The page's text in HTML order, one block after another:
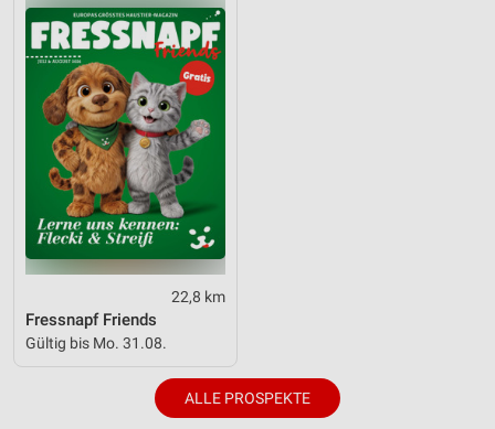
22,8 km
Fressnapf Friends
Gültig bis Mo. 31.08.
ALLE PROSPEKTE